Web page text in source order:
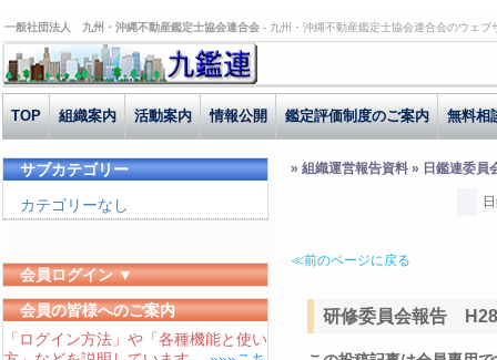
一般社団法人 九州・沖縄不動産鑑定士協会連合会 - 九州・沖縄不動産鑑定士協会連合会のウェ
TOP 組織案内 活動案内 情報公開 鑑定評価制度のご案内 無料相
» 組織運営報告資料 » 日鑑連委員
≪前のページに戻る
研修委員会報告
サブカテゴリー
カテゴリーなし
会員ログイン ▼
ユーザーID
パスワード
会員の皆様へのご案内
「ログイン方法」や「各種機能と使い